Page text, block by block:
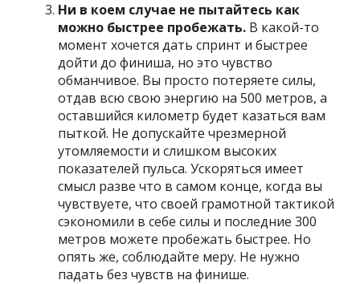
Ни в коем случае не пытайтесь как
можно быстрее пробежать. В какой-то
момент хочется дать спринт и быстрее
дойти до финиша, но это чувство
обманчивое. Вы просто потеряете силы,
отдав всю свою энергию на 500 метров, а
оставшийся километр будет казаться вам
пыткой. Не допускайте чрезмерной
утомляемости и слишком высоких
показателей пульса. Ускоряться имеет
смысл разве что в самом конце, когда вы
чувствуете, что своей грамотной тактикой
сэкономили в себе силы и последние 300
метров можете пробежать быстрее. Но
опять же, соблюдайте меру. Не нужно
падать без чувств на финише.